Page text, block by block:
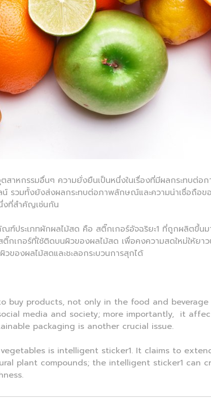
สาหกรรมอื่นๆ ความยั่งยืนเป็นหนึ่งในเรื่องที่มีผลกระทบต่อ
รวมทั้งยังส่งผลกระทบต่อภาพลักษณ์และความน่าเชื่อถื
งที่สำคัญเช่นกัน
ประเภทผักผลไม้สด คือ สติ๊กเกอร์อัจฉริยะ1 ที่ถูกผลิตขึ้น
กอร์ที่ใช้ติดบนผิวของผลไม้สด เพื่อคงความสดใหม่ให้ยา
ของผลไม้สดและชะลอกระบวนการสุกได้
buy products, not only in the food and
media and society; more importantly, it
packaging is another crucial issue.
is intelligent sticker1. It claims to
plant compounds; the intelligent sticker1 can